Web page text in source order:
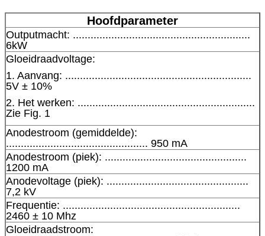
Hoofdparameter
Outputmacht: ............................................................
6kW
Gloeidraadvoltage:
1. Aanvang: ...............................................................
5V ± 10%
2. Het werken: ............................................................
Zie Fig. 1
Anodestroom (gemiddelde):
................................................ 950 mA
Anodestroom (piek): ................................................
1200 mA
Anodevoltage (piek): ................................................
7,2 kV
Frequentie: ............................................................
2460 ± 10 Mhz
Gloeidraadstroom: